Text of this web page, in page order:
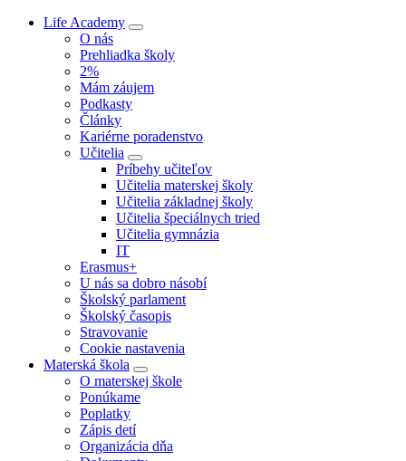
Life Academy
O nás
Prehliadka školy
2%
Mám záujem
Podkasty
Články
Kariérne poradenstvo
Učitelia
Príbehy učiteľov
Učitelia materskej školy
Učitelia základnej školy
Učitelia špeciálnych tried
Učitelia gymnázia
IT
Erasmus+
U nás sa dobro násobí
Školský parlament
Školský časopis
Stravovanie
Cookie nastavenia
Materská škola
O materskej škole
Ponúkame
Poplatky
Zápis detí
Organizácia dňa